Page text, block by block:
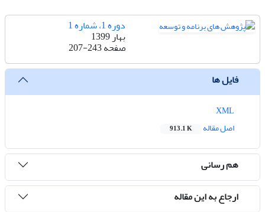
دوره 1، شماره 1
بهار 1399
صفحه207-243
فایل ها
اصل مقاله
913.1 K
هم رسانی
ارجاع به این مقاله